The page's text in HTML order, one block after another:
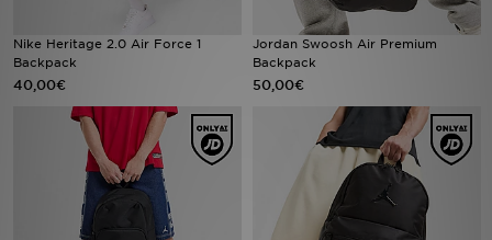
Nike Heritage 2.0 Air Force 1
Backpack
40,00€
Jordan Swoosh Air Premium
Backpack
50,00€
Jalkapallo
Urheilu
Lataa JD-sovellus
Minun JD